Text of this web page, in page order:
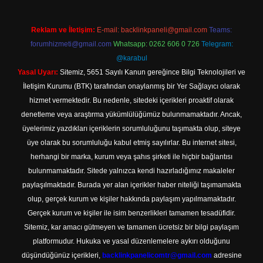
Reklam ve İletişim: E-mail: backlinkpaneli@gmail.com Teams:
forumhizmeti@gmail.com Whatsapp: 0262 606 0 726 Telegram:
@karabul
Yasal Uyarı: Sitemiz, 5651 Sayılı Kanun gereğince Bilgi Teknolojileri ve
İletişim Kurumu (BTK) tarafından onaylanmış bir Yer Sağlayıcı olarak
hizmet vermektedir. Bu nedenle, sitedeki içerikleri proaktif olarak
denetleme veya araştırma yükümlülüğümüz bulunmamaktadır. Ancak,
üyelerimiz yazdıkları içeriklerin sorumluluğunu taşımakta olup, siteye
üye olarak bu sorumluluğu kabul etmiş sayılırlar. Bu internet sitesi,
herhangi bir marka, kurum veya şahıs şirketi ile hiçbir bağlantısı
bulunmamaktadır. Sitede yalnızca kendi hazırladığımız makaleler
paylaşılmaktadır. Burada yer alan içerikler haber niteliği taşımamakta
olup, gerçek kurum ve kişiler hakkında paylaşım yapılmamaktadır.
Gerçek kurum ve kişiler ile isim benzerlikleri tamamen tesadüfidir.
Sitemiz, kar amacı gütmeyen ve tamamen ücretsiz bir bilgi paylaşım
platformudur. Hukuka ve yasal düzenlemelere aykırı olduğunu
düşündüğünüz içerikleri, backlinkpanelicomtr@gmail.com adresine